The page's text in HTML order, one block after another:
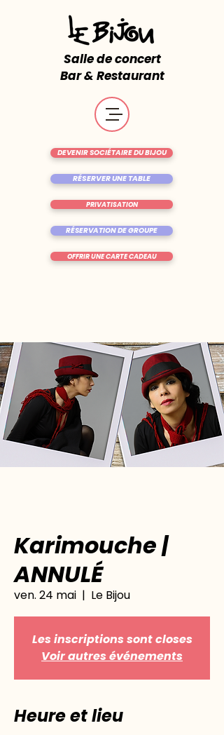
Salle de concert
Bar & Restaurant
RÉSERVER UNE TABLE
OFFRIR UNE CARTE CADEAU
DEVENIR SOCIÉTAIRE DU BIJOU
RÉSERVATION DE GROUPE
PRIVATISATION
Karimouche |
ANNULÉ
ven. 24 mai
  |
Le Bijou
Les inscriptions sont closes
Voir autres événements
Heure et lieu